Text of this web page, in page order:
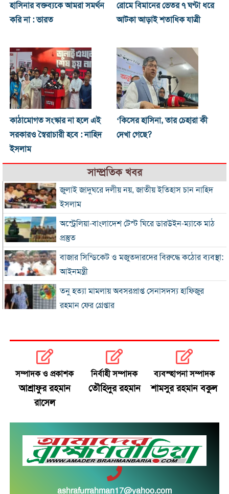
হাসিনার বক্তব্যকে আমরা সমর্থন
করি না : ভারত
রোমে বিমানের ভেতর ৭ ঘণ্টা ধরে
আটকা আড়াই শতাধিক যাত্রী
কাঠামোগত সংস্কার না হলে এই
সরকারও স্বৈরাচারী হবে : নাহিদ
ইসলাম
‘কিসের হাসিনা, তার চেহারা কী
দেখা গেছে?
সাম্প্রতিক খবর
জুলাই জাদুঘরে দলীয় নয়, জাতীয় ইতিহাস চান নাহিদ
ইসলাম
অস্ট্রেলিয়া-বাংলাদেশ টেস্ট ঘিরে ডারউইন-ম্যাকে মাঠ
প্রস্তুত
বাজার সিন্ডিকেট ও মজুতদারদের বিরুদ্ধে কঠোর ব্যবস্থা:
আইনমন্ত্রী
তনু হত্যা মামলায় অবসরপ্রাপ্ত সেনাসদস্য হাফিজুর
রহমান ফের গ্রেপ্তার
মুখপাত্রের
ড্যাবের ৩৭তম প্রতিষ্ঠাবার্ষিকীর সমাবেশে প্রধানমন্ত্রী
মির্জা ফখরুলই কি রাষ্ট্রপতি হচ্ছেন?
হাসিনার বক্তব্যকে আমরা সমর্থন করি না : ভারত
রোমে বিমানের ভেতর ৭ ঘণ্টা ধরে আটকা আড়াই
শতাধিক যাত্রী
সম্পাদক ও প্রকাশক
আশ্রাফুর রহমান
রাসেল
নির্বাহী সম্পাদক
তৌহিদুর রহমান
ব্যবস্হাপনা সম্পাদক
শামসুর রহমান বকুল
ashrafurrahman17@yahoo.com